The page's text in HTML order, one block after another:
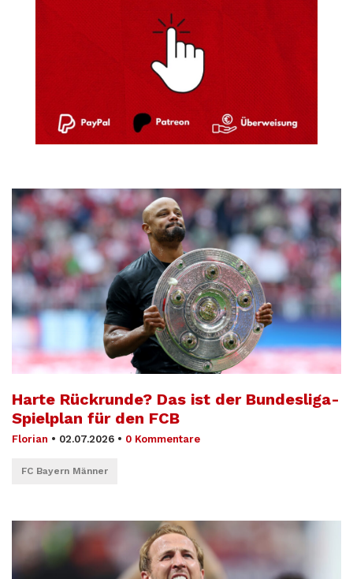
Harte Rückrunde? Das ist der Bundesliga-
Spielplan für den FCB
Florian • 02.07.2026 • 0 Kommentare
FC Bayern Männer